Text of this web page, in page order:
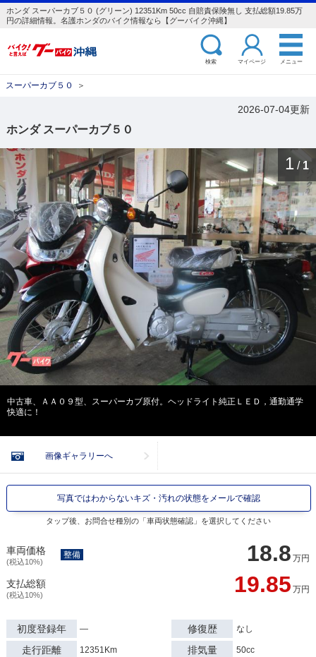
ホンダ スーパーカブ５０ (グリーン) 12351Km 50cc 自賠責保険無し 支払総額19.85万
円の詳細情報。名護ホンダのバイク情報なら【グーバイク沖縄】
検索 マイページ メニュー
スーパーカブ５０ ＞
2026-07-04更新
ホンダ スーパーカブ５０
1 / 1
中古車、ＡＡ０９型、スーパーカブ原付。ヘッドライト純正ＬＥＤ，通勤通学
快適に！
画像ギャラリーへ
写真ではわからないキズ・汚れの状態をメールで確認
タップ後、お問合せ種別の「車両状態確認」を選択してください
車両価格
(税込10%) 18.8 万円
整備
支払総額
(税込10%) 19.85 万円
初度登録年 ― 修復歴 なし
走行距離 12351Km 排気量 50cc